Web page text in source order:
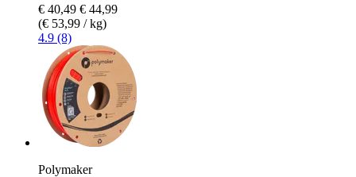
€ 40,49 € 44,99
(€ 53,99 / kg)
4.9 (8)
Polymaker